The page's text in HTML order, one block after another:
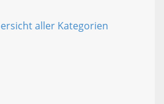
aller Kategorien